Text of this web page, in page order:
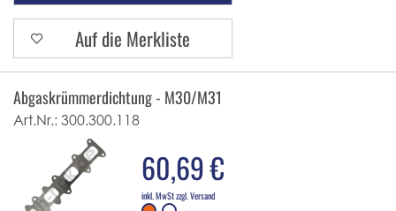
Auf die Merkliste
Abgaskrümmerdichtung - M30/M31
Art.Nr.: 300.300.118
60,69 €
inkl. MwSt zzgl. Versand